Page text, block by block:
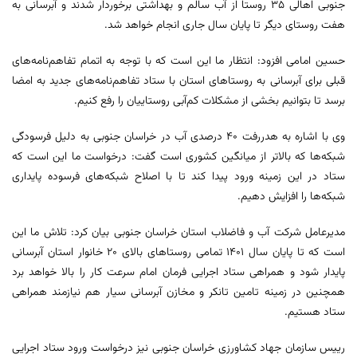
جنوبی اهالی ۳۵ روستا از آب سالم و بهداشتی برخوردار شدند و آبرسانی به
هفت روستای دیگر تا پایان سال جاری انجام خواهد شد.
حسین امامی افزود: انتظار ما این است که با توجه به اتمام تفاهم‌نامه‌های
قبلی برای آبرسانی به روستاهای استان با ستاد تفاهم‌نامه‌های جدید به امضا
برسد تا بتوانیم بخشی از مشکلات کم‌آبی روستاییان را رفع کنیم.
وی با اشاره به هدررفت ۴۰ درصدی آب در خراسان جنوبی به دلیل فرسودگی
شبکه‌ها که بالاتر از میانگین کشوری است گفت: درخواست ما این است که
ستاد در این زمینه ورود پیدا کند تا با اصلاح شبکه‌های فرسوده پایداری
شبکه‌‎ها را افزایش دهیم.
مدیرعامل شرکت آب و فاضلاب استان خراسان جنوبی بیان کرد: تلاش ما این
است که تا پایان سال ۱۴۰۱ تمامی روستاهای بالای ۲۰ خانوار استان آبرسانی
پایدار شود و همراهی ستاد اجرایی فرمان امام سرعت کار را بالا خواهد برد
همچنین در زمینه تامین تانکر و مخازن آبرسانی سیار هم نیازمند همراهی
ستاد هستیم.
رییس سازمان جهاد کشاورزی خراسان جنوبی نیز درخواست ورود ستاد اجرایی